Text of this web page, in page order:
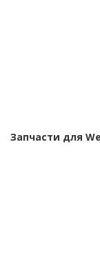
Запчасти для